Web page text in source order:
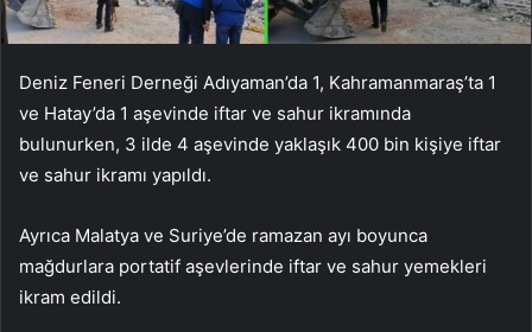
Deniz Feneri Derneği Adıyaman’da 1, Kahramanmaraş’ta 1
ve Hatay’da 1 aşevinde iftar ve sahur ikramında
bulunurken, 3 ilde 4 aşevinde yaklaşık 400 bin kişiye iftar
ve sahur ikramı yapıldı.
Ayrıca Malatya ve Suriye’de ramazan ayı boyunca
mağdurlara portatif aşevlerinde iftar ve sahur yemekleri
ikram edildi.